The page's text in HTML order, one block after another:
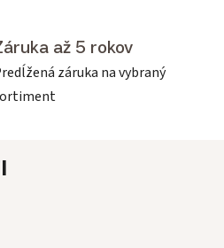
až 5 rokov
záruka na vybraný